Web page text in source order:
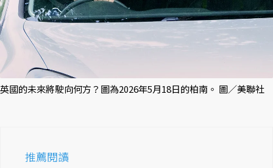
英國的未來將駛向何方？圖為2026年5月18日的柏南。 圖／美聯社
推薦閱讀